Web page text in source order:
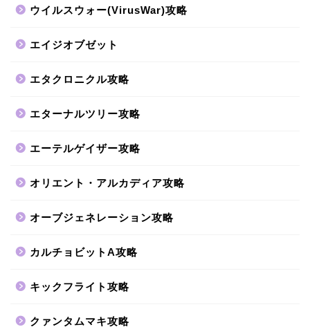
ウイルスウォー(VirusWar)攻略
エイジオブゼット
エタクロニクル攻略
エターナルツリー攻略
エーテルゲイザー攻略
オリエント・アルカディア攻略
オーブジェネレーション攻略
カルチョビットA攻略
キックフライト攻略
クァンタムマキ攻略